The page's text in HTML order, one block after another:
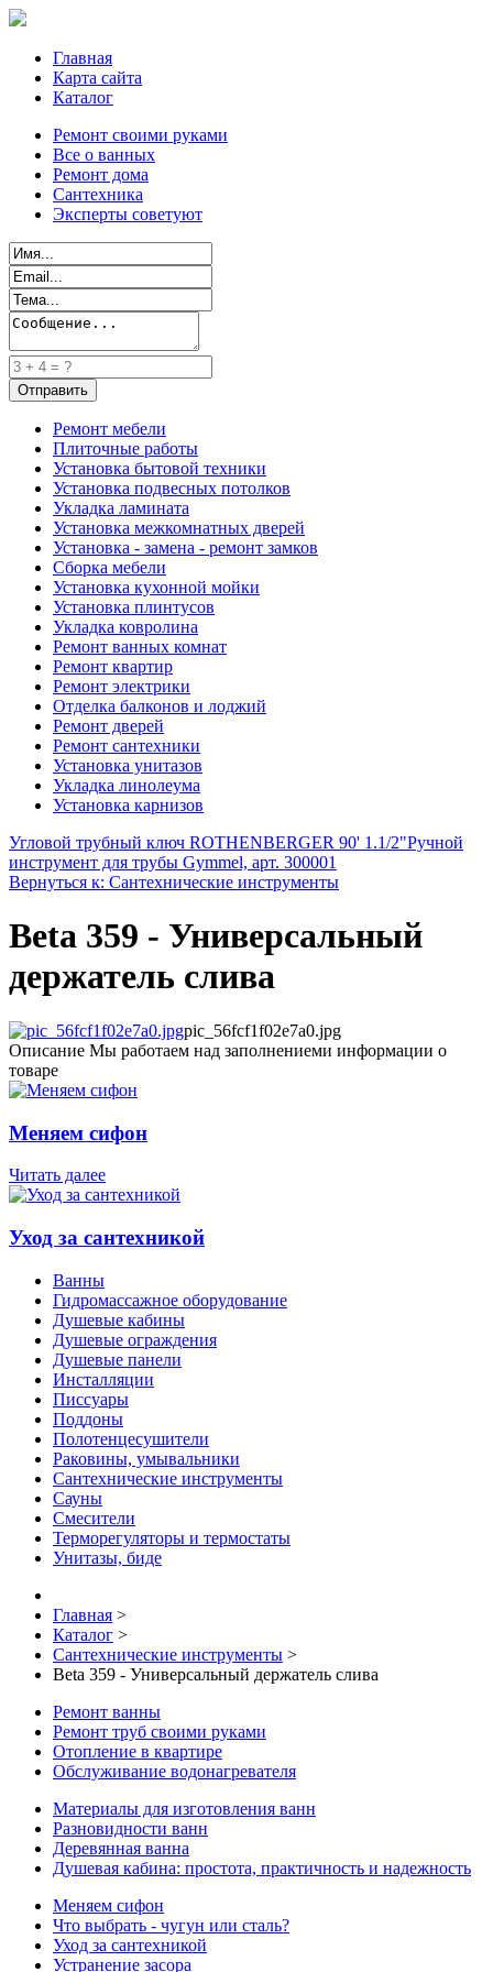
Главная
Карта сайта
Каталог
Ремонт своими руками
Все о ванных
Ремонт дома
Сантехника
Эксперты советуют
Ремонт мебели
Плиточные работы
Установка бытовой техники
Установка подвесных потолков
Укладка ламината
Установка межкомнатных дверей
Установка - замена - ремонт замков
Сборка мебели
Установка кухонной мойки
Установка плинтусов
Укладка ковролина
Ремонт ванных комнат
Ремонт квартир
Ремонт электрики
Отделка балконов и лоджий
Ремонт дверей
Ремонт сантехники
Установка унитазов
Укладка линолеума
Установка карнизов
Угловой трубный ключ ROTHENBERGER 90' 1.1/2"Ручной
инструмент для трубы Gymmel, арт. 300001
Вернуться к: Сантехнические инструменты
Beta 359 - Универсальный
держатель слива
pic_56fcf1f02e7a0.jpg
Описание Мы работаем над заполнениеми информации о
товаре
Меняем сифон
Читать далее
Уход за сантехникой
Ванны
Гидромассажное оборудование
Душевые кабины
Душевые ограждения
Душевые панели
Инсталляции
Писсуары
Поддоны
Полотенцесушители
Раковины, умывальники
Сантехнические инструменты
Сауны
Смесители
Терморегуляторы и термостаты
Унитазы, биде
Главная >
Каталог >
Сантехнические инструменты >
Beta 359 - Универсальный держатель слива
Ремонт ванны
Ремонт труб своими руками
Отопление в квартире
Обслуживание водонагревателя
Материалы для изготовления ванн
Разновидности ванн
Деревянная ванна
Душевая кабина: простота, практичность и надежность
Меняем сифон
Что выбрать - чугун или сталь?
Уход за сантехникой
Устранение засора